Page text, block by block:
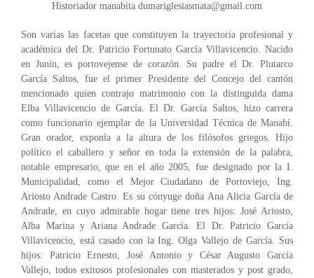
Historiador manabita dumariglesiasmata@gmail.com
Son varias las facetas que constituyen la trayectoria profesional y
académica del Dr. Patricio Fortunato García Villavicencio. Nacido
en Junín, es portovejense de corazón. Su padre el Dr. Plutarco
García Saltos, fue el primer Presidente del Concejo del cantón
mencionado quien contrajo matrimonio con la distinguida dama
Elba Villavicencio de García. El Dr. García Saltos, hizo carrera
como funcionario ejemplar de la Universidad Técnica de Manabí.
Gran orador, exponía a la altura de los filósofos griegos. Hijo
político el caballero y señor en toda la extensión de la palabra,
notable empresario, que en el año 2005, fue designado por la I.
Municipalidad, como el Mejor Ciudadano de Portoviejo, Ing.
Ariosto Andrade Castro. Es su cónyuge doña Ana Alicia García de
Andrade, en cuyo admirable hogar tiene tres hijos: José Ariosto,
Alba Marina y Ariana Andrade García. El Dr. Patricio García
Villavicencio, está casado con la Ing. Olga Vallejo de García. Sus
hijos: Patricio Ernesto, José Antonio y César Augusto García
Vallejo, todos exitosos profesionales con masterados y post grado,